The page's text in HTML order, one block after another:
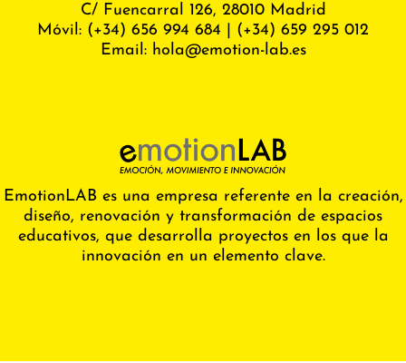
EmotionLAB es una empresa referente en la creación,
diseño, renovación y transformación de espacios
educativos, que desarrolla proyectos en los que la
innovación en un elemento clave.
C/ Fuencarral 126, 28010 Madrid
Móvil: (+34) 656 994 684
(+34) 659 295 012
Email: hola@emotion-lab.es